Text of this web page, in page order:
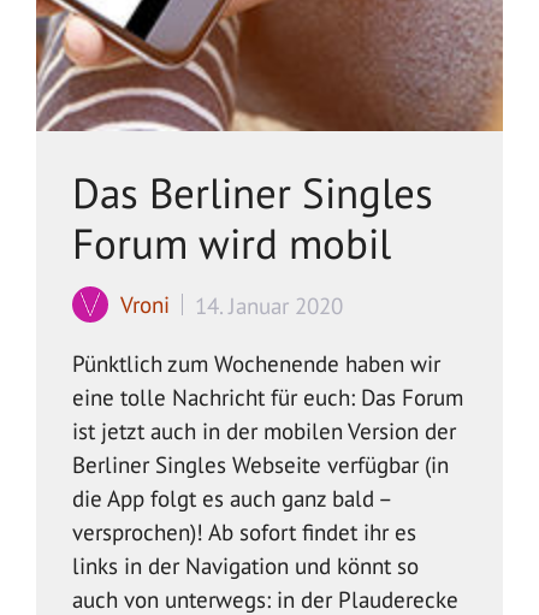
Das Berliner Singles
Forum wird mobil
Vroni
14. Januar 2020
Pünktlich zum Wochenende haben wir
eine tolle Nachricht für euch: Das Forum
ist jetzt auch in der mobilen Version der
Berliner Singles Webseite verfügbar (in
die App folgt es auch ganz bald –
versprochen)! Ab sofort findet ihr es
links in der Navigation und könnt so
auch von unterwegs: in der Plauderecke